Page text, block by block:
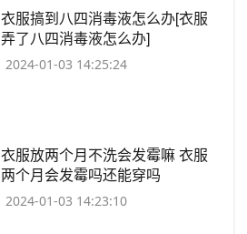
​衣服搞到八四消毒液怎么办[衣服
弄了八四消毒液怎么办]
2024-01-03 14:25:24
​衣服放两个月不洗会发霉嘛 衣服
两个月会发霉吗还能穿吗
2024-01-03 14:23:10